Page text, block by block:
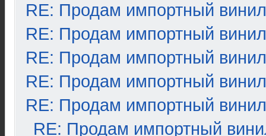
RE: Продам импортный винил
RE: Продам импортный винил
RE: Продам импортный винил
RE: Продам импортный винил
RE: Продам импортный винил
RE: Продам импортный